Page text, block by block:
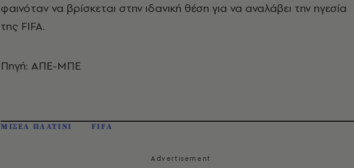
φαινόταν να βρίσκεται στην ιδανική θέση για να αναλάβει την ηγεσία
της FIFA.
Πηγή: ΑΠΕ-ΜΠΕ
ΜΙΣΕΛ ΠΛΑΤΙΝΙ FIFA